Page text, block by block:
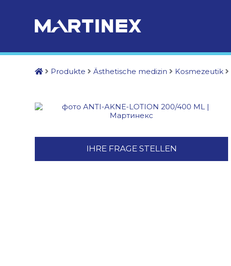
Produkte Ästhetische medizin Kosmezeutik
IHRE FRAGE STELLEN